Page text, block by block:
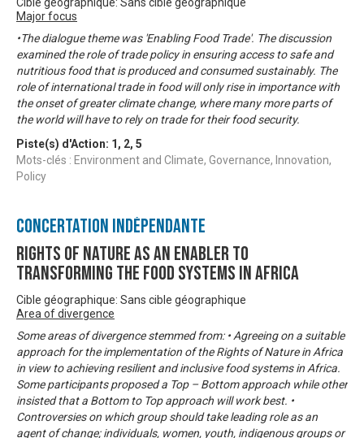
Major focus
•The dialogue theme was 'Enabling Food Trade'. The discussion
examined the role of trade policy in ensuring access to safe and
nutritious food that is produced and consumed sustainably. The
role of international trade in food will only rise in importance with
the onset of greater climate change, where many more parts of
the world will have to rely on trade for their food security.
Piste(s) d'Action: 1 , 2, 5
Mots-clés : Environment and Climate, Governance, Innovation,
Policy
Concertation Indépendante
Rights of Nature as An Enabler to
Transforming the Food Systems in Africa
Cible géographique: Sans cible géographique
Area of divergence
Some areas of divergence stemmed from: • Agreeing on a suitable
approach for the implementation of the Rights of Nature in Africa
in view to achieving resilient and inclusive food systems in Africa.
Some participants proposed a Top – Bottom approach while other
insisted that a Bottom to Top approach will work best. •
Controversies on which group should take leading role as an
agent of change; individuals, women, youth, indigenous groups or